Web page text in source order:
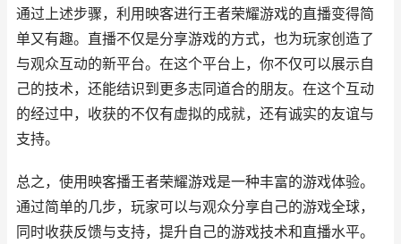
通过上述步骤，利用映客进行王者荣耀游戏的直播变得简
单又有趣。直播不仅是分享游戏的方式，也为玩家创造了
与观众互动的新平台。在这个平台上，你不仅可以展示自
己的技术，还能结识到更多志同道合的朋友。在这个互动
的经过中，收获的不仅有虚拟的成就，还有诚实的友谊与
支持。
总之，使用映客播王者荣耀游戏是一种丰富的游戏体验。
通过简单的几步，玩家可以与观众分享自己的游戏全球，
同时收获反馈与支持，提升自己的游戏技术和直播水平。